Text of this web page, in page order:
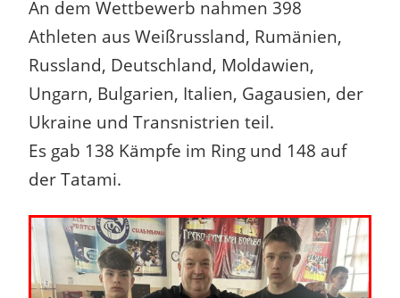
An dem Wettbewerb nahmen 398
Athleten aus Weißrussland, Rumänien,
Russland, Deutschland, Moldawien,
Ungarn, Bulgarien, Italien, Gagausien, der
Ukraine und Transnistrien teil.
Es gab 138 Kämpfe im Ring und 148 auf
der Tatami.